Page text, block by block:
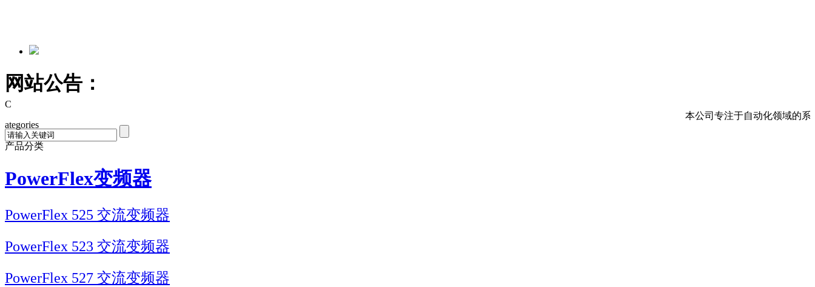
网站公告：
本公司专注于自动化领域的系
C
ategories
产品分类
PowerFlex变频器
PowerFlex 525 交流变频器
PowerFlex 523 交流变频器
PowerFlex 527 交流变频器